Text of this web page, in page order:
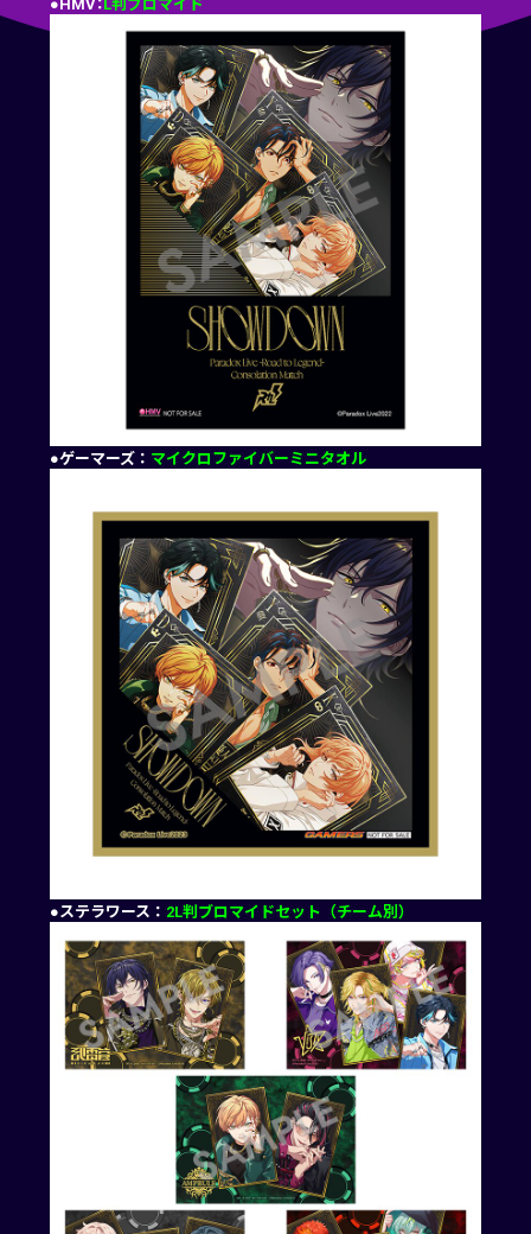
●HMV： L判ブロマイド
●ゲーマーズ： マイクロファイバーミニタオル
●ステラワース： 2L判ブロマイドセット（チーム別）